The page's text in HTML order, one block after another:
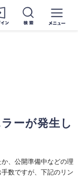
ーが発生し
、公開準備中などの理
数ですが、下記のリン